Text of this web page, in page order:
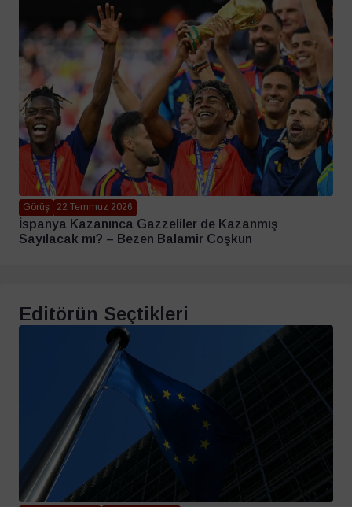
Görüş 22 Temmuz 2026
İspanya Kazanınca Gazzeliler de Kazanmış
Sayılacak mı? – Bezen Balamir Coşkun
Editörün Seçtikleri